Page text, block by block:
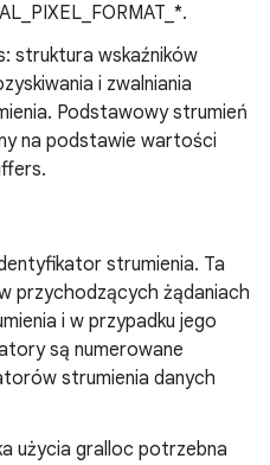
struktura wskaźników
i zwalniania
Podstawowy strumień
na podstawie wartości
strumienia. Ta
przychodzących żądaniach
i w przypadku jego
są numerowane
strumienia danych
użycia gralloc potrzebna